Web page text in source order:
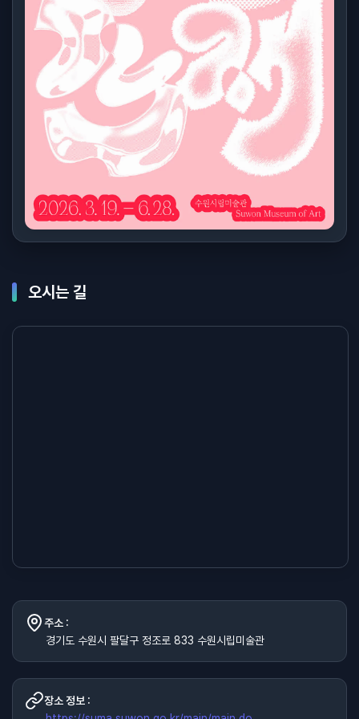
오시는 길
주소 :
경기도 수원시 팔달구 정조로 833 수원시립미술관
장소 정보 :